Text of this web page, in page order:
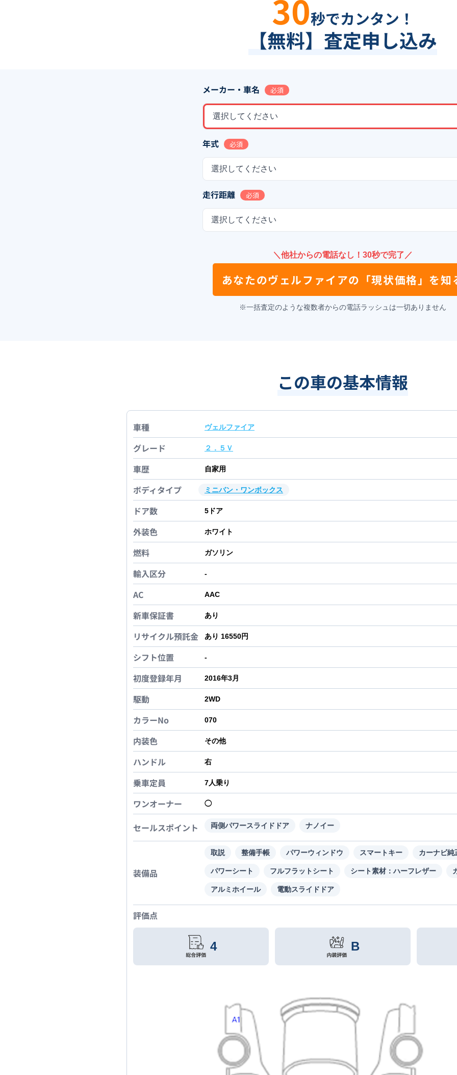
30秒でカンタン！
【無料】査定申し込み
メーカー・車名 必須
選択してください
年式 必須
選択してください
走行距離 必須
選択してください
＼他社からの電話なし！30秒で完了／
あなたのヴェルファイアの 「現状価格」を知
※一括査定のような複数者からの電話ラッシュは一切ありません
この車の基本情報
車種 ヴェルファイア
グレード ２．５Ｖ
車歴 自家用
ボディタイプ ミニバン・ワンボックス
ドア数 5 ドア
外装色 ホワイト
燃料 ガソリン
輸入区分 -
AC AAC
新車保証書 あり
リサイクル預託金 あり 16550円
シフト位置 -
初度登録年月 2016年3月
駆動 2WD
カラーNo 070
内装色 その他
ハンドル 右
乗車定員 7人乗り
ワンオーナー ◯
セールスポイント 両側パワースライドドア ナノイー
装備品
取説 整備手帳 パワーウィンドウ スマートキー カーナビ純
パワーシート フルフラットシート シート素材：ハーフレザー
アルミホイール 電動スライドドア
評価点
4 B